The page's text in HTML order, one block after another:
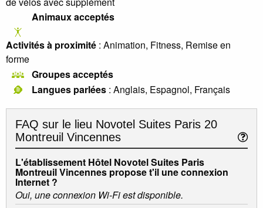
Animaux acceptés
Activités à proximité : Animation, Fitness, Remise en
forme
Groupes acceptés
Langues parlées : Anglais, Espagnol, Français
FAQ sur le lieu Novotel Suites Paris 20
Montreuil Vincennes
L'établissement Hôtel Novotel Suites Paris
Montreuil Vincennes propose t'il une connexion
Internet ?
Oui, une connexion Wi-Fi est disponible.